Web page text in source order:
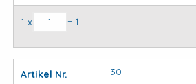
Kapbeugels DIN3567 (stel) model C
1 x = 1
Artikel Nr.
30